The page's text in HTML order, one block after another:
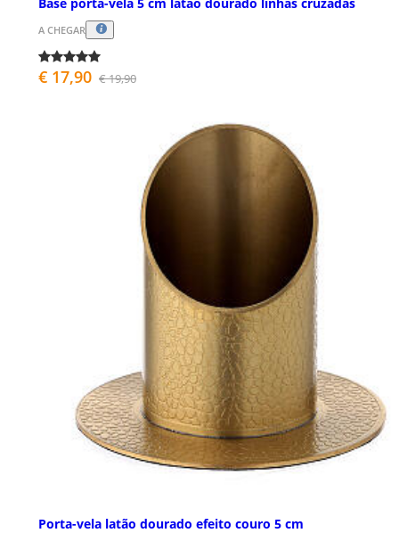
A CHEGAR
€ 17,90 € 19,90
Porta-vela latão dourado efeito couro 5 cm